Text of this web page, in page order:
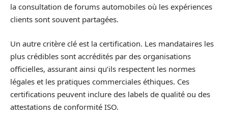
la consultation de forums automobiles où les expériences
clients sont souvent partagées.
Un autre critère clé est la certification. Les mandataires les
plus crédibles sont accrédités par des organisations
officielles, assurant ainsi qu’ils respectent les normes
légales et les pratiques commerciales éthiques. Ces
certifications peuvent inclure des labels de qualité ou des
attestations de conformité ISO.